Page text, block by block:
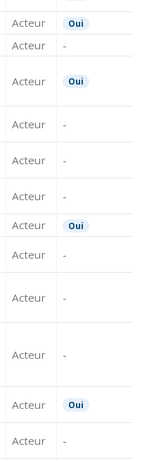
Acteur Oui
Acteur -
Acteur Oui
Acteur -
Acteur -
Acteur -
Acteur Oui
Acteur -
Acteur -
Acteur -
Acteur Oui
Acteur -